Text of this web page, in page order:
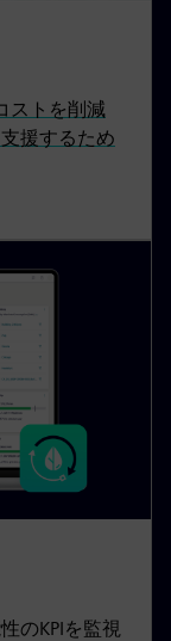
ストを削減
援するため
のKPIを監視